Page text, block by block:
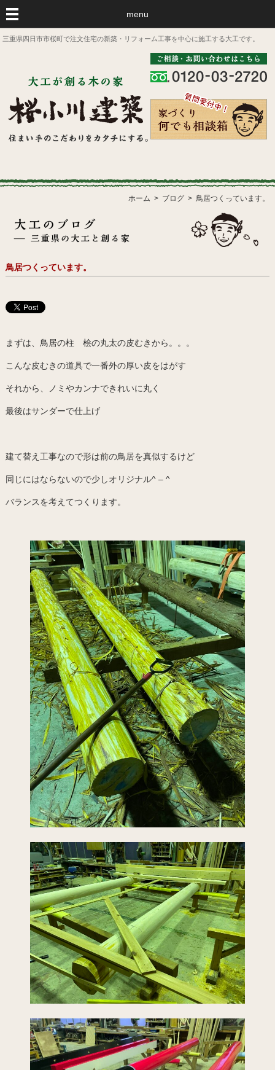
menu
三重県四日市市桜町で注文住宅の新築・リフォーム工事を中心に施工する大工です。
ホーム ブログ 鳥居つくっています。
鳥居つくっています。
まずは、鳥居の柱 桧の丸太の皮むきから。。。
こんな皮むきの道具で一番外の厚い皮をはがす
それから、ノミやカンナできれいに丸く
最後はサンダーで仕上げ
建て替え工事なので形は前の鳥居を真似するけど
同じにはならないので少しオリジナル^ – ^
バランスを考えてつくります。